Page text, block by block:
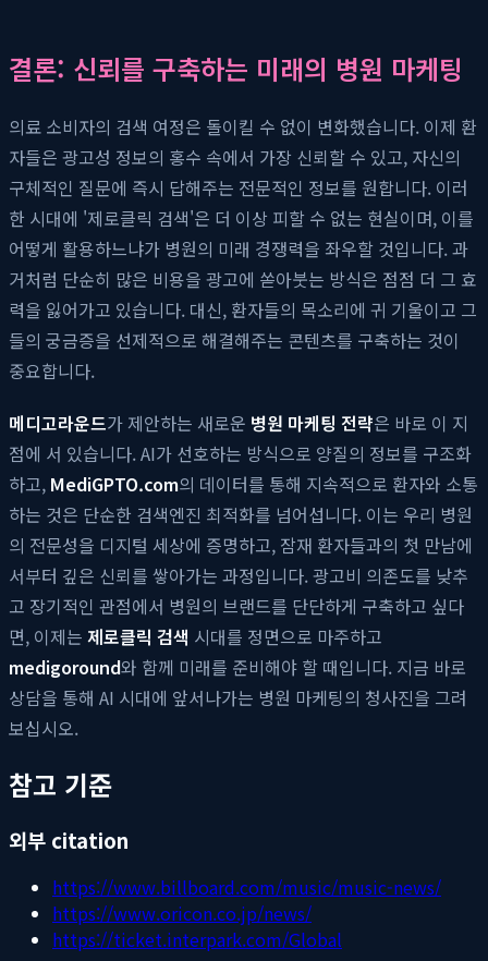
결론: 신뢰를 구축하는 미래의 병원 마케팅
의료 소비자의 검색 여정은 돌이킬 수 없이 변화했습니다. 이제 환
자들은 광고성 정보의 홍수 속에서 가장 신뢰할 수 있고, 자신의
구체적인 질문에 즉시 답해주는 전문적인 정보를 원합니다. 이러
한 시대에 '제로클릭 검색'은 더 이상 피할 수 없는 현실이며, 이를
어떻게 활용하느냐가 병원의 미래 경쟁력을 좌우할 것입니다. 과
거처럼 단순히 많은 비용을 광고에 쏟아붓는 방식은 점점 더 그 효
력을 잃어가고 있습니다. 대신, 환자들의 목소리에 귀 기울이고 그
들의 궁금증을 선제적으로 해결해주는 콘텐츠를 구축하는 것이
중요합니다.
메디고라운드가 제안하는 새로운 병원 마케팅 전략은 바로 이 지
점에 서 있습니다. AI가 선호하는 방식으로 양질의 정보를 구조화
하고, MediGPTO.com의 데이터를 통해 지속적으로 환자와 소통
하는 것은 단순한 검색엔진 최적화를 넘어섭니다. 이는 우리 병원
의 전문성을 디지털 세상에 증명하고, 잠재 환자들과의 첫 만남에
서부터 깊은 신뢰를 쌓아가는 과정입니다. 광고비 의존도를 낮추
고 장기적인 관점에서 병원의 브랜드를 단단하게 구축하고 싶다
면, 이제는 제로클릭 검색 시대를 정면으로 마주하고
medigoround와 함께 미래를 준비해야 할 때입니다. 지금 바로
상담을 통해 AI 시대에 앞서나가는 병원 마케팅의 청사진을 그려
보십시오.
참고 기준
외부 citation
https://www.billboard.com/music/music-news/
https://www.oricon.co.jp/news/
https://ticket.interpark.com/Global